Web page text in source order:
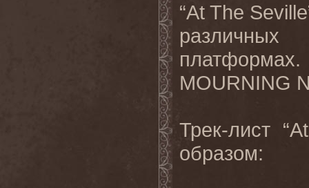
“At The
MOURNING
Трек-лист
образом: